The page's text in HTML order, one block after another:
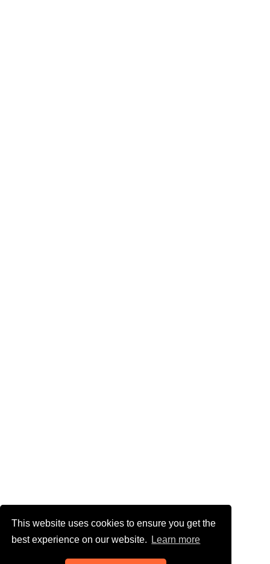
This website uses cookies to ensure you get the
best experience on our website.
Learn more